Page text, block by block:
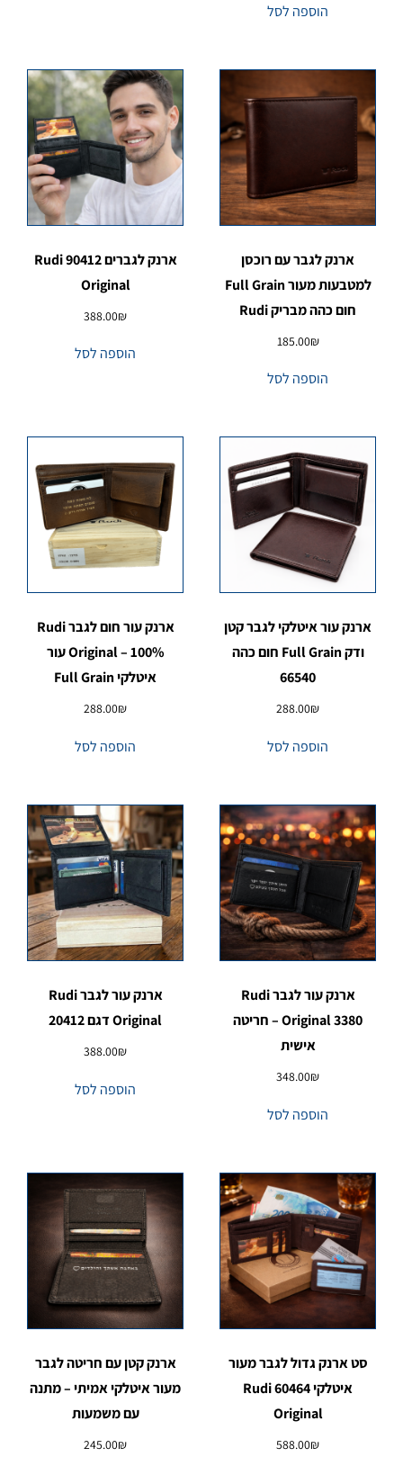
הוספה לסל
ארנק לגבר עם רוכסן
למטבעות מעור Full Grain
חום כהה מבריק Rudi
185.00₪
הוספה לסל
ארנק לגברים 90412 Rudi
Original
388.00₪
הוספה לסל
ארנק עור איטלקי לגבר קטן
ודק Full Grain חום כהה
66540
288.00₪
הוספה לסל
ארנק עור חום לגבר Rudi
Original – 100% עור
איטלקי Full Grain
288.00₪
הוספה לסל
ארנק עור לגבר Rudi
Original 3380 – חריטה
אישית
348.00₪
הוספה לסל
ארנק עור לגבר Rudi
Original דגם 20412
388.00₪
הוספה לסל
סט ארנק גדול לגבר מעור
איטלקי 60464 Rudi
Original
588.00₪
ארנק קטן עם חריטה לגבר
מעור איטלקי אמיתי – מתנה
עם משמעות
245.00₪